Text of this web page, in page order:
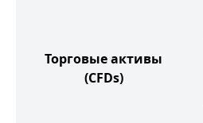
Торговые активы
(CFDs)